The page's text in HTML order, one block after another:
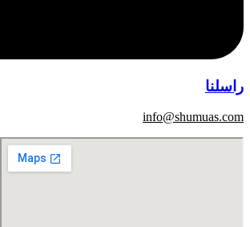
راسلنا
info@shumuas.com